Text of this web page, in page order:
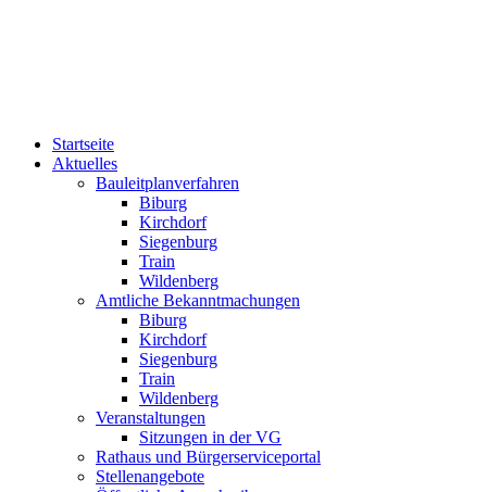
Startseite
Aktuelles
Bauleitplanverfahren
Biburg
Kirchdorf
Siegenburg
Train
Wildenberg
Amtliche Bekanntmachungen
Biburg
Kirchdorf
Siegenburg
Train
Wildenberg
Veranstaltungen
Sitzungen in der VG
Rathaus und Bürgerserviceportal
Stellenangebote